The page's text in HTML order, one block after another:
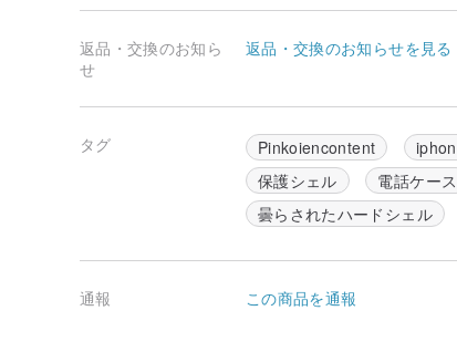
返品・交換のお知ら
せ
返品・交換のお知らせを見る
タグ Pinkoiencontent
保護シェル
電話ケース
曇らされたハードシェル
通報 この商品を通報